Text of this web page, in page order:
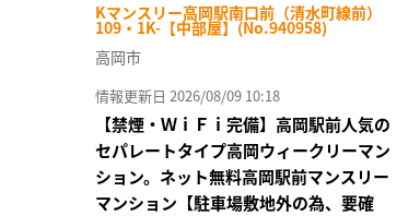
Kマンスリー高岡駅南口前（清水町線前）
109・1K-【中部屋】(No.940958)
高岡市
情報更新日 2026/08/09 10:18
【禁煙・ＷｉＦｉ完備】高岡駅前人気の
セパレートタイプ高岡ウィークリーマン
ション。ネット無料高岡駅前マンスリー
マンション【駐車場敷地外の為、要確